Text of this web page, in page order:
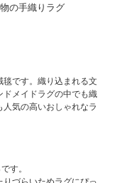
の手織りラグ
です。織り込まれる文
メイドラグの中でも織
気の高いおしゃれなラ
す。